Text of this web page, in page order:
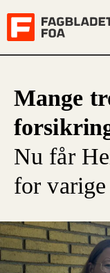
Mange
Nu får
for varige